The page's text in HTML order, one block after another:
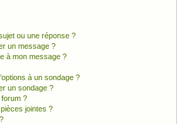
ou une réponse ?
un message ?
à mon message ?
à un sondage ?
un sondage ?
?
jointes ?